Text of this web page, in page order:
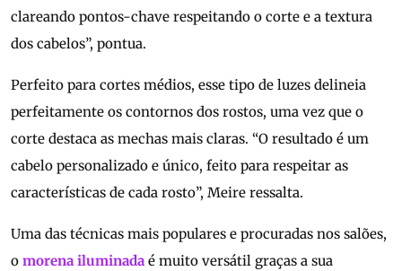
clareando pontos-chave respeitando o corte e a textura
dos cabelos”, pontua.
Perfeito para cortes médios, esse tipo de luzes delineia
perfeitamente os contornos dos rostos, uma vez que o
corte destaca as mechas mais claras. “O resultado é um
cabelo personalizado e único, feito para respeitar as
características de cada rosto”, Meire ressalta.
Uma das técnicas mais populares e procuradas nos salões,
o morena iluminada é muito versátil graças a sua